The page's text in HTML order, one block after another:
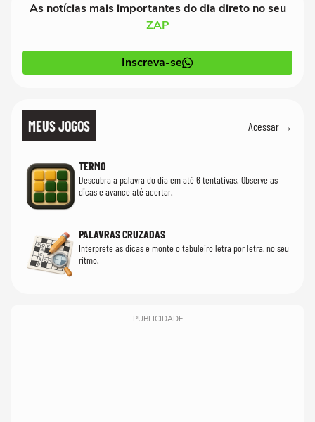
As notícias mais importantes do dia direto no seu
ZAP
Inscreva-se
MEUS JOGOS Acessar →
TERMO
Descubra a palavra do dia em até 6 tentativas. Observe as
dicas e avance até acertar.
PALAVRAS CRUZADAS
Interprete as dicas e monte o tabuleiro letra por letra, no seu
ritmo.
PUBLICIDADE